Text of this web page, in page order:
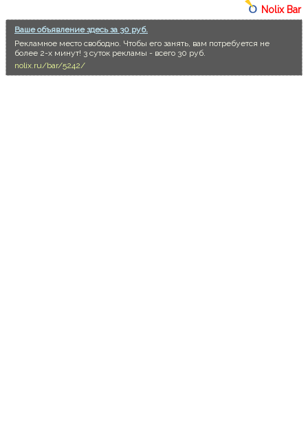
Nolix Bar
Ваше объявление здесь за 30 руб.
Рекламное место свободно. Чтобы его занять, вам потребуется не
более 2-х минут! 3 суток рекламы - всего 30 руб.
nolix.ru/bar/5242/